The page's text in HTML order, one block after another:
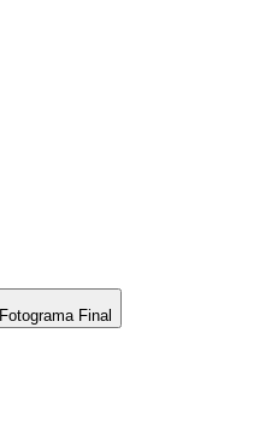
Fotograma Final